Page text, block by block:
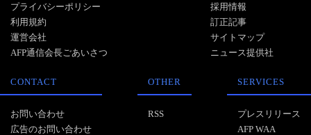
プライバシーポリシー
利用規約
運営会社
AFP通信会長ごあいさつ
採用情報
訂正記事
サイトマップ
ニュース提供社
CONTACT
お問い合わせ
広告のお問い合わせ
OTHER
RSS
SERVICES
プレスリリース
AFP WAA